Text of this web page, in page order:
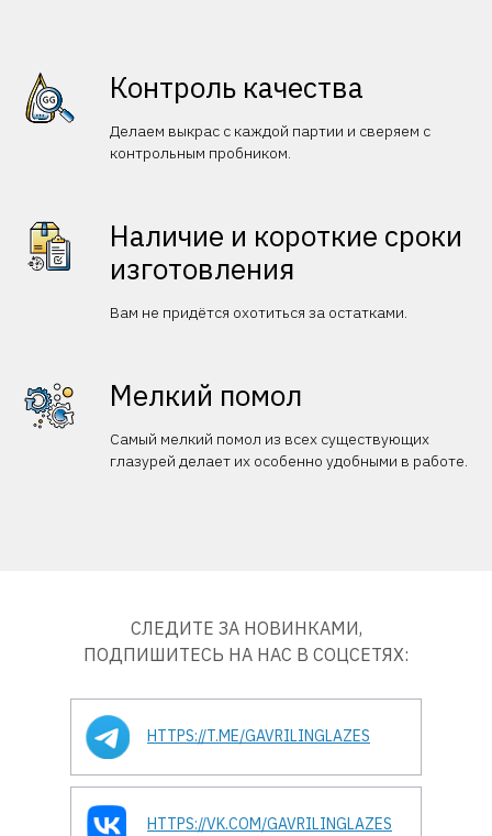
Контроль качества
Делаем выкрас с каждой партии и сверяем с
контрольным пробником.
Наличие и короткие сроки
изготовления
Вам не придётся охотиться за остатками.
Мелкий помол
Самый мелкий помол из всех существующих
глазурей делает их особенно удобными в работе.
СЛЕДИТЕ ЗА НОВИНКАМИ,
ПОДПИШИТЕСЬ НА НАС В СОЦСЕТЯХ:
HTTPS://T.ME/GAVRILINGLAZES
HTTPS://VK.COM/GAVRILINGLAZES